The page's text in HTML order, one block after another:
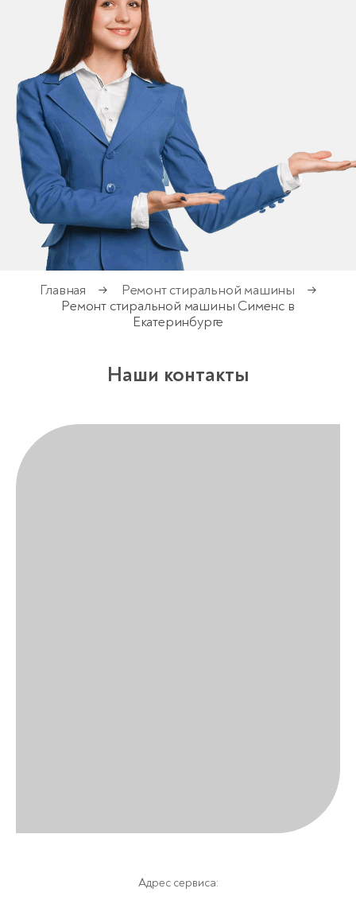
Главная → Ремонт стиральной машины
→
Ремонт стиральной машины Сименс в
Екатеринбурге
Наши контакты
Адрес сервиса: